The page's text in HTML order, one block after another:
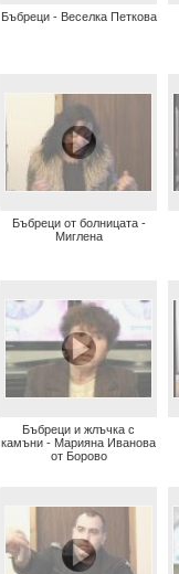
Бъбреци - Веселка Петкова
Бъбреци от болницата -
Миглена
Бъбреци и жлъчка с
камъни - Марияна Иванова
от Борово